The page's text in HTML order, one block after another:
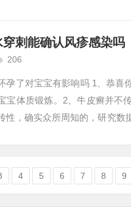
刺能确认风疹感染吗
206
孕了对宝宝有影响吗 1、恭喜
宝体质锻炼。2、牛皮癣并不
性，确实众所周知的，研究数
4 5 6 7 8 9